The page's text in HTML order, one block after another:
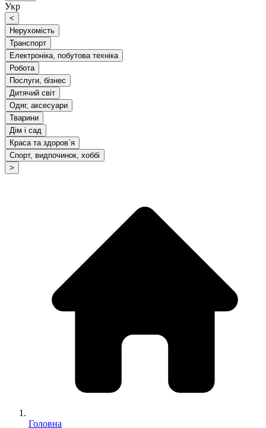
Укр
<
Нерухомість
Транспорт
Електроніка, побутова техніка
Робота
Послуги, бізнес
Дитячий світ
Одяг, аксесуари
Тварини
Дім і сад
Краса та здоров`я
Спорт, видпочинок, хоббі
>
Головна